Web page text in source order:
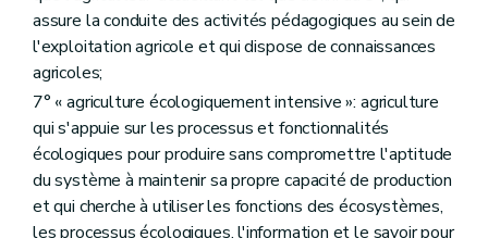
Section 1/1 Composition, compétence et fonctionnement du Conseil d'administration
Art. D230/1
Art. D230/2
Art. D230/4
Art. D230/5
Art. D230/6
Art. D230/7
Section 2 La gestion journalière
Art. D231
Section 2/1
Contrôle
assure la conduite des activités pédagogiques au sein de
l'exploitation agricole et qui dispose de connaissances
agricoles;
7° « agriculture écologiquement intensive »: agriculture
qui s'appuie sur les processus et fonctionnalités
écologiques pour produire sans compromettre l'aptitude
du système à maintenir sa propre capacité de production
et qui cherche à utiliser les fonctions des écosystèmes,
les processus écologiques, l'information et le savoir pour